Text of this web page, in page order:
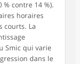
% contre 14 %).
horaires
courts. La
Smic qui varie
dans le